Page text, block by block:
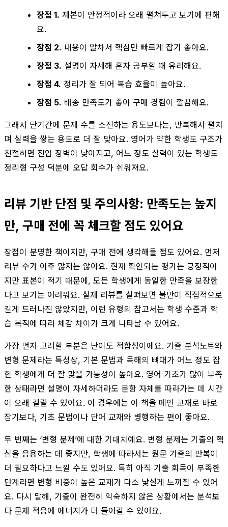
장점 1. 제본이 안정적이라 오래 펼쳐두고 보기에 편해
요.
장점 2. 내용이 알차서 핵심만 빠르게 잡기 좋아요.
장점 3. 설명이 자세해 혼자 공부할 때 유리해요.
장점 4. 정리가 잘 되어 복습 효율이 높아요.
장점 5. 배송 만족도가 좋아 구매 경험이 깔끔해요.
그래서 단기간에 문제 수를 소진하는 용도보다는, 반복해서 펼치
며 실력을 쌓는 용도로 더 잘 맞아요. 영어가 약한 학생도 구조가
친절하면 진입 장벽이 낮아지고, 어느 정도 실력이 있는 학생도
정리형 구성 덕분에 오답 회수가 쉬워져요.
리뷰 기반 단점 및 주의사항: 만족도는 높지
만, 구매 전에 꼭 체크할 점도 있어요
장점이 분명한 책이지만, 구매 전에 생각해둘 점도 있어요. 먼저
리뷰 수가 아주 많지는 않아요. 현재 확인되는 평가는 긍정적이
지만 표본이 적기 때문에, 모든 학생에게 동일한 만족을 보장한
다고 보기는 어려워요. 실제 리뷰를 살펴보면 불만이 직접적으로
길게 드러나진 않았지만, 이런 유형의 참고서는 학생 수준과 학
습 목적에 따라 체감 차이가 크게 나타날 수 있어요.
가장 먼저 고려할 부분은 난이도 적합성이에요. 기출 분석노트와
변형 문제라는 특성상, 기본 문법과 독해의 뼈대가 어느 정도 잡
힌 학생에게 더 잘 맞을 가능성이 높아요. 영어 기초가 많이 부족
한 상태라면 설명이 자세하더라도 문항 자체를 따라가는 데 시간
이 오래 걸릴 수 있어요. 이 경우에는 이 책을 메인 교재로 바로
잡기보다, 기초 문법이나 단어 교재와 병행하는 편이 좋아요.
두 번째는 ‘변형 문제’에 대한 기대치예요. 변형 문제는 기출의 핵
심을 응용하는 데 좋지만, 학생에 따라서는 원문 기출의 반복이
더 필요하다고 느낄 수도 있어요. 특히 아직 기출 회독이 부족한
단계라면 변형 비중이 높은 교재가 다소 낯설게 느껴질 수 있어
요. 다시 말해, 기출이 완전히 익숙하지 않은 상황에서는 분석보
다 문제 적응에 에너지가 더 들어갈 수 있어요.